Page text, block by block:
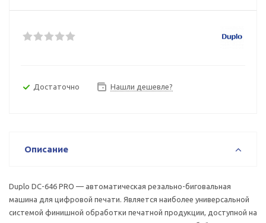
Достаточно Нашли дешевле?
Описание
Duplo DC-646 PRO — автоматическая резально-биговальная
машина для цифровой печати. Является наиболее универсальной
системой финишной обработки печатной продукции, доступной на